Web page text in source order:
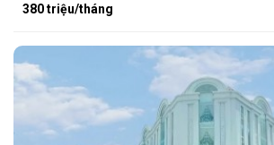
380 triệu/tháng